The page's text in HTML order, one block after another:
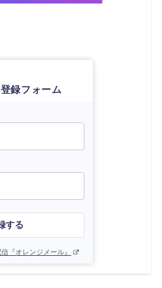
録フォーム
する
『オレンジメール』